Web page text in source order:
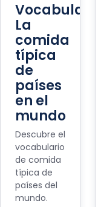
Vocabulario:
La
comida
típica
de
países
en el
mundo
Descubre el
vocabulario
de comida
típica de
países del
mundo.